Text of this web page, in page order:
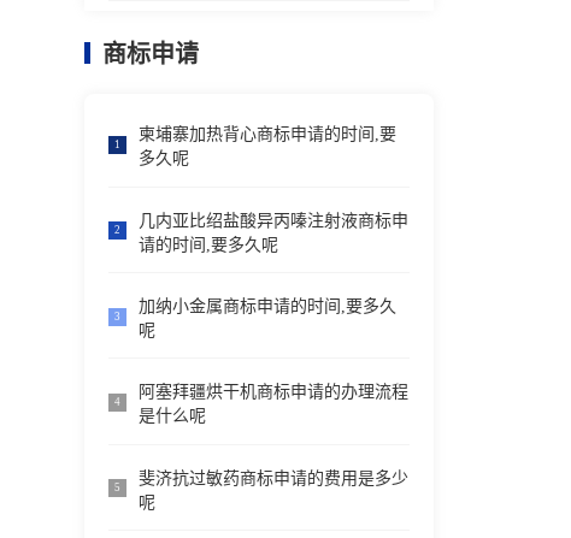
商标申请
1
柬埔寨加热背心商标申请的时间,要
多久呢
2
几内亚比绍盐酸异丙嗪注射液商标申
请的时间,要多久呢
3
加纳小金属商标申请的时间,要多久
呢
4
阿塞拜疆烘干机商标申请的办理流程
是什么呢
5
斐济抗过敏药商标申请的费用是多少
呢